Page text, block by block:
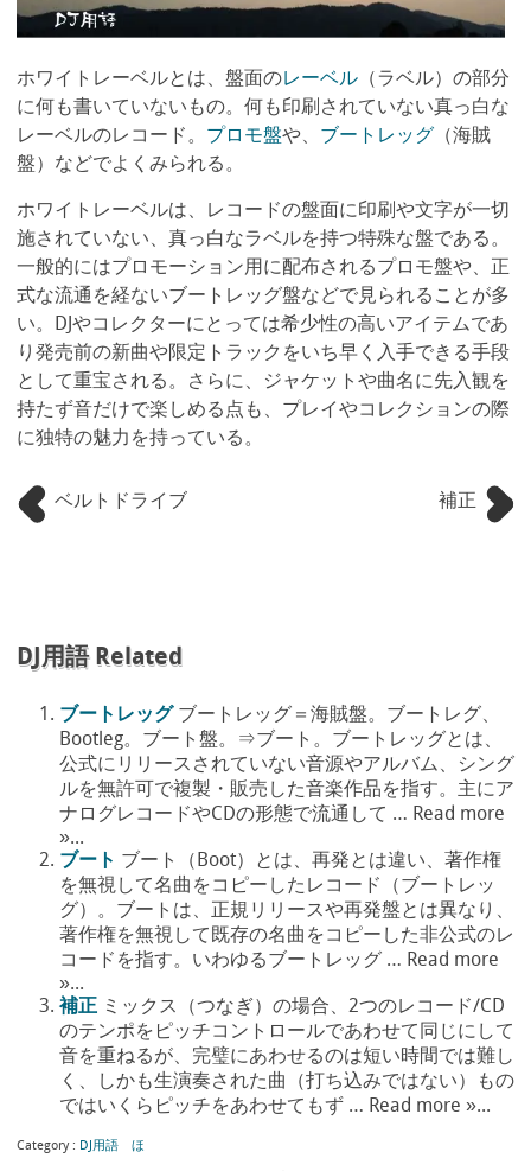
ホワイトレーベルとは、盤面のレーベル（ラベル）の部分
に何も書いていないもの。何も印刷されていない真っ白な
レーベルのレコード。 プロモ盤や、 ブートレッグ （海賊
盤）などでよくみられる。
ホワイトレーベルは、レコードの盤面に印刷や文字が一切
施されていない、真っ白なラベルを持つ特殊な盤である。
一般的にはプロモーション用に配布されるプロモ盤や、正
式な流通を経ないブートレッグ盤などで見られることが多
い。DJやコレクターにとっては希少性の高いアイテムであ
り発売前の新曲や限定トラックをいち早く入手できる手段
として重宝される。さらに、ジャケットや曲名に先入観を
持たず音だけで楽しめる点も、プレイやコレクションの際
に独特の魅力を持っている。
ベルトドライブ 補正
DJ用語 Related
ブートレッグ ブートレッグ＝海賊盤。ブートレグ、
Bootleg。ブート盤。⇒ブート。ブートレッグとは、
公式にリリースされていない音源やアルバム、シング
ルを無許可で複製・販売した音楽作品を指す。主にア
ナログレコードやCDの形態で流通して … Read more
»...
ブート ブート（Boot）とは、再発とは違い、著作権
を無視して名曲をコピーしたレコード（ブートレッ
グ）。ブートは、正規リリースや再発盤とは異なり、
著作権を無視して既存の名曲をコピーした非公式のレ
コードを指す。いわゆるブートレッグ … Read more
»...
補正 ミックス（つなぎ）の場合、2つのレコード/CD
のテンポをピッチコントロールであわせて同じにして
音を重ねるが、完璧にあわせるのは短い時間では難し
く、しかも生演奏された曲（打ち込みではない）もの
ではいくらピッチをあわせてもず … Read more »...
Category : DJ用語 ほ